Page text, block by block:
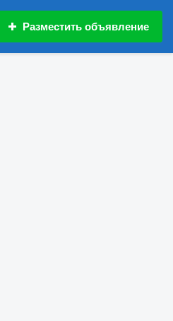
Разместить объявление